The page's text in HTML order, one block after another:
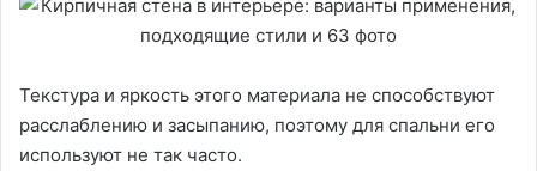
Текстура и яркость этого материала не способствуют
расслаблению и засыпанию, поэтому для спальни его
используют не так часто.